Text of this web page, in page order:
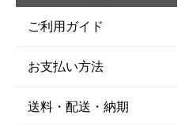
ご利用ガイド
お支払い方法
送料・配送・納期